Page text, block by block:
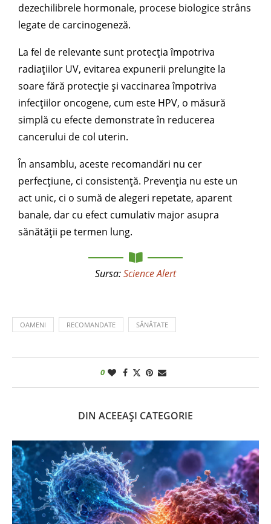
dezechilibrele hormonale, procese biologice strâns
legate de carcinogeneză.
La fel de relevante sunt protecția împotriva
radiațiilor UV, evitarea expunerii prelungite la
soare fără protecție și vaccinarea împotriva
infecțiilor oncogene, cum este HPV, o măsură
simplă cu efecte demonstrate în reducerea
cancerului de col uterin.
În ansamblu, aceste recomandări nu cer
perfecțiune, ci consistență. Prevenția nu este un
act unic, ci o sumă de alegeri repetate, aparent
banale, dar cu efect cumulativ major asupra
sănătății pe termen lung.
Sursa:Science Alert
OAMENI RECOMANDATE SĂNĂTATE
0
DIN ACEEAȘI CATEGORIE